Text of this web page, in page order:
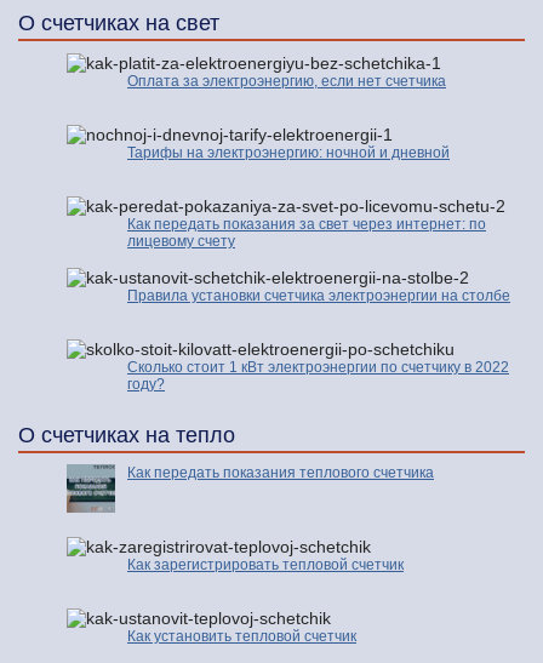
О счетчиках на свет
Оплата за электроэнергию, если нет счетчика
Тарифы на электроэнергию: ночной и дневной
Как передать показания за свет через интернет: по
лицевому счету
Правила установки счетчика электроэнергии на столбе
Сколько стоит 1 кВт электроэнергии по счетчику в 2022
году?
О счетчиках на тепло
Как передать показания теплового счетчика
Как зарегистрировать тепловой счетчик
Как установить тепловой счетчик